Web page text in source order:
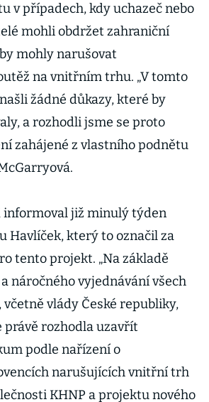
v případech, kdy uchazeč nebo
mohli obdržet zahraniční
mohly narušovat
na vnitřním trhu. „V tomto
žádné důkazy, které by
a rozhodli jsme se proto
zahájené z vlastního podnětu
informoval již minulý týden
Havlíček, který to označil za
tento projekt. „Na základě
náročného vyjednávání všech
vlády České republiky,
právě rozhodla uzavřít
podle nařízení o
narušujících vnitřní trh
KHNP a projektu nového